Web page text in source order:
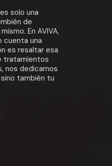
solo una
de
En AVIVA,
cuenta una
es resaltar esa
tratamientos
nos dedicamos
también tu